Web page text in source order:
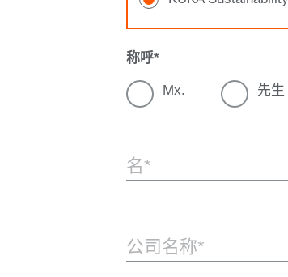
称呼
Mx. 先生
名
公司名称